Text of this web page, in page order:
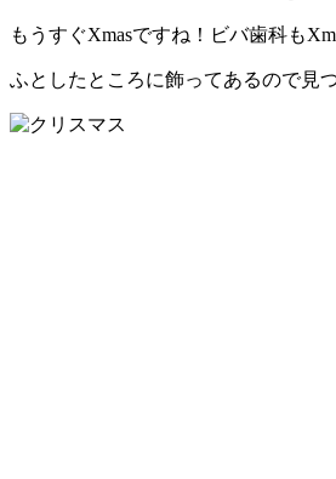
もうすぐXmasですね！ビバ歯科も
ふとしたところに飾ってあるので見